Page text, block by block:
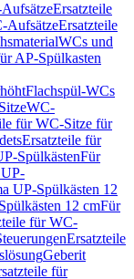
Ersatzteile
AufsätzeErsatzteile
WCs und
AP-Spülkasten
Flachspül-WCs
WC-
für WC-Sitze für
Ersatzteile für
SpülkästenFür
UP-Spülkästen 12
12 cmFür
für WC-
Ersatzteile
Geberit
für